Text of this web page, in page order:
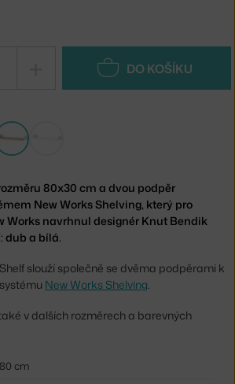
DO KOŠÍKU
80x30 cm a dvou podpěr
New Works Shelving, který pro
Works navrhnul designér Knut Bendik
dub a bílá.
slouží společně se dvěma podpěrami k
New Works Shelving.
v dalších rozměrech a barevných
80 cm